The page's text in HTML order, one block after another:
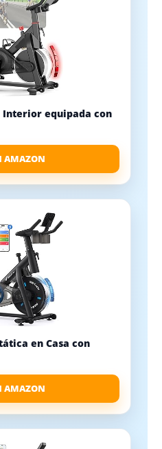
Interior equipada con
AMAZON
en Casa con
AMAZON